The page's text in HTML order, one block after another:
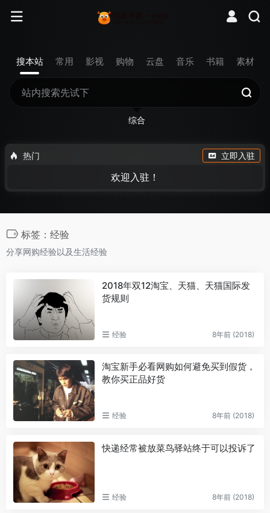
搜本站 常用 影视 购物 云盘 音乐 书籍 素材
综合
热门 立即入驻
欢迎入驻！
标签：经验
分享网购经验以及生活经验
2018年双12淘宝、天猫、天猫国际发
货规则
经验 8年前 (2018)
淘宝新手必看网购如何避免买到假货，
教你买正品好货
经验 8年前 (2018)
快递经常被放菜鸟驿站终于可以投诉了
经验 8年前 (2018)